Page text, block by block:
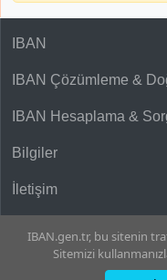
IBAN
IBAN Çözümleme &
IBAN Hesaplama &
Bilgiler
İletişim
IBAN.gen.tr, bu sitenin
Sitemizi